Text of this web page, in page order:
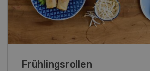
Frühlingsrollen